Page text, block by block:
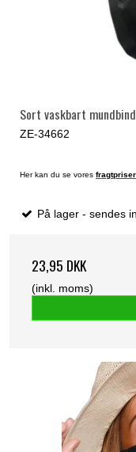
Sort vaskbart
ZE-34662
Her kan du se vores fragtpriser
På lager - sendes
23,95 DKK
(inkl. moms)